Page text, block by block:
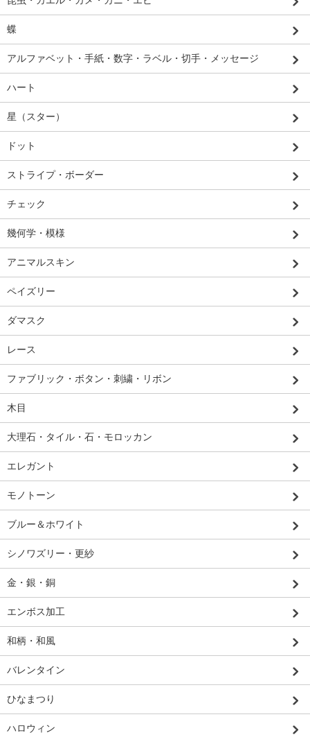
蝶
アルファベット・手紙・数字・ラベル・切手・メッセージ
ハート
星（スター）
ドット
ストライプ・ボーダー
チェック
幾何学・模様
アニマルスキン
ペイズリー
ダマスク
レース
ファブリック・ボタン・刺繍・リボン
木目
大理石・タイル・石・モロッカン
エレガント
モノトーン
ブルー＆ホワイト
シノワズリー・更紗
金・銀・銅
エンボス加工
和柄・和風
バレンタイン
ひなまつり
ハロウィン